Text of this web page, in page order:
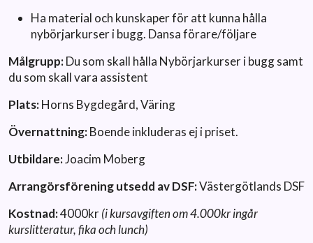
Ha material och kunskaper för att kunna hålla
nybörjarkurser i bugg. Dansa förare/följare
Målgrupp:Du som skall hålla Nybörjarkurser i bugg samt
du som skall vara assistent
Plats:Horns Bygdegård, Väring
Övernattning:Boende inkluderas ej i priset.
Utbildare:Joacim Moberg
Arrangörsförening utsedd av DSF:Västergötlands DSF
Kostnad:4000kr(i kursavgiften om 4.000kr ingår
kurslitteratur, fika och lunch)